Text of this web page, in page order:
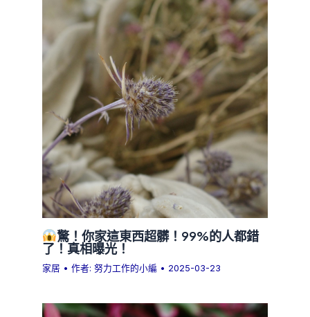
驚！你家這東西超髒！99%的人都錯
了！真相曝光！
家居 • 作者:努力工作的小編 • 2025-03-23